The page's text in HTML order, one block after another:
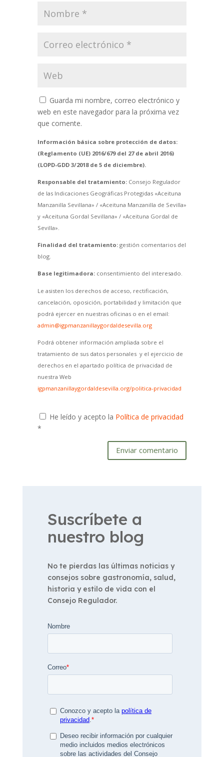
Guarda mi nombre, correo electrónico y
web en este navegador para la próxima vez
que comente.
Información básica sobre protección de datos:
(Reglamento (UE) 2016/679 del 27 de abril 2016)
(LOPD-GDD 3/2018 de 5 de diciembre).
Responsable del tratamiento:Consejo Regulador
de las Indicaciones Geográficas Protegidas «Aceituna
Manzanilla Sevillana» / «Aceituna Manzanilla de Sevilla»
y «Aceituna Gordal Sevillana» / «Aceituna Gordal de
Sevilla».
Finalidad del tratamiento:gestión comentarios del
blog.
Base legitimadora:consentimiento del interesado.
Le asisten los derechos de acceso, rectificación,
cancelación, oposición, portabilidad y limitación que
podrá ejercer en nuestras oficinas o en el email:
admin@igpmanzanillaygordaldesevilla.org
Podrá obtener información ampliada sobre el
tratamiento de sus datos personales y el ejercicio de
derechos en el apartado política de privacidad de
nuestra Web
igpmanzanillaygordaldesevilla.org/politica-privacidad
He leído y acepto la Política de privacidad
*
Enviar comentario
Suscríbete a
nuestro blog
No te pierdas las últimas noticias y
consejos sobre gastronomía, salud,
historia y estilo de vida con el
Consejo Regulador.